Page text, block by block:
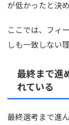
が低かったと決
ここでは、フィ
しも一致しない
最終まで進
れている
最終選考まで進